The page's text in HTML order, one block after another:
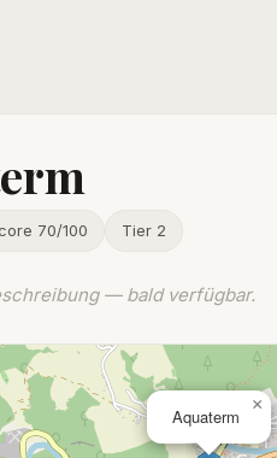
70/100 Tier 2
— bald verfügbar.
Aquaterm
×